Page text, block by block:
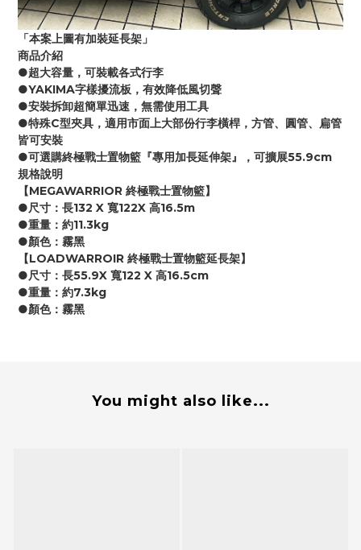
「本案上圖有加裝延長架」
商品介紹
●超大容量，可裝載各式行李
●YAKIMA字樣擾流板，有效降低風切聲
●安裝拆卸超簡單迅速，無需使用工具
●特殊C型夾具，適用市面上大部份行李橫桿，方管、圓管、扁管
皆可安裝
●可選購終極戰士置物籃『專用加長延伸架』，可擴展55.9cm
規格說明
【MEGAWARRIOR 終極戰士置物籃】
●尺寸：長132 X 寬122X 高16.5m
●重量：約11.3kg
●顏色：霧黑
【LOADWARROIR 終極戰士置物籃延長架】
●尺寸：長55.9X 寬122 X 高16.5cm
●重量：約7.3kg
●顏色：霧黑
You might also like...